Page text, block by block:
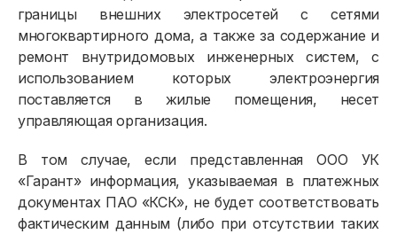
границы внешних электросетей с сетями
многоквартирного дома, а также за содержание и
ремонт внутридомовых инженерных систем, с
использованием которых электроэнергия
поставляется в жилые помещения, несет
управляющая организация.
В том случае, если представленная ООО УК
«Гарант» информация, указываемая в платежных
документах ПАО «КСК», не будет соответствовать
фактическим данным (либо при отсутствии таких